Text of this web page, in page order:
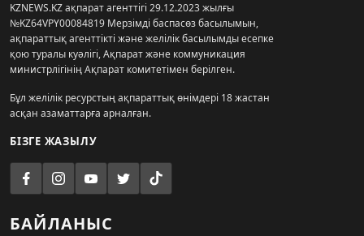
KZNEWS.KZ ақпарат агенттігі 29.12.2023 жылғы
№KZ64VPY00084819 Мерзімді баспасөз басылымын,
ақпараттық агенттікті және желілік басылымды есепке
қою туралы куәлігі, Ақпарат және коммуникация
министрлігінің Ақпарат комитетімен берілген.
Бұл желілік ресурстың ақпараттық өнімдері 18 жастан
асқан азаматтарға арналған.
БІЗГЕ ЖАЗЫЛУ
БАЙЛАНЫС